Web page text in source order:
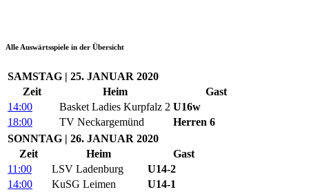
Alle Auswärtsspiele in der Übersicht
SAMSTAG | 25. JANUAR 2020
Zeit
Heim
Gast
14:00
Basket Ladies Kurpfalz 2 U16w
18:00
TV Neckargemünd
Herren 6
SONNTAG | 26. JANUAR 2020
Zeit
Heim
Gast
11:00
LSV Ladenburg
U14-2
14:00
KuSG Leimen
U14-1